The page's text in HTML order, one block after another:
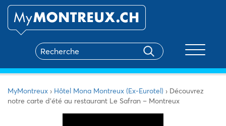
MyMontreux › Hôtel Mona Montreux (Ex-Eurotel) › Découvrez
notre carte d’été au restaurant Le Safran – Montreux